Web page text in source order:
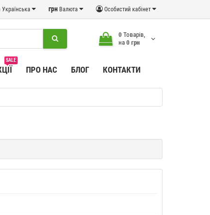
Особистий кабінет
грн Валюта
Українська
0 Товарів,
на 0 грн
SALE
ПРО НАС БЛОГ КОНТАКТИ